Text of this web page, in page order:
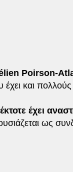
Poirson-
και
έχει
ως